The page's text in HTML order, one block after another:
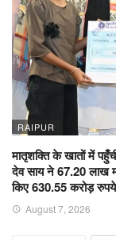
RAIPUR
मातृशक्ति के खातों में
देव साय ने 67.20 लाख
किए 630.55 करोड़ रुपये
August 7, 2026